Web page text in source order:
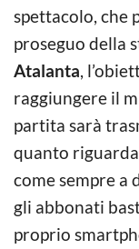
spettacolo, che
proseguo della
Atalanta,
raggiungere il
partita sarà
quanto
come sempre a
gli abbonati
proprio